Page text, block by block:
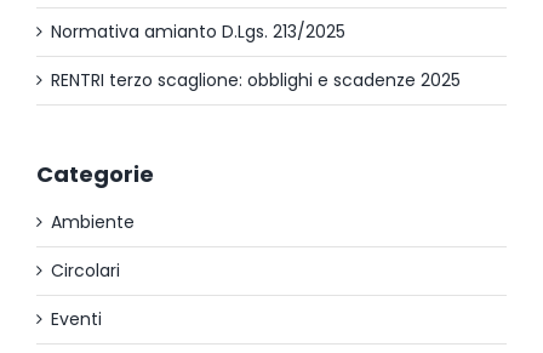
Normativa amianto D.Lgs. 213/2025
RENTRI terzo scaglione: obblighi e scadenze 2025
Categorie
Ambiente
Circolari
Eventi